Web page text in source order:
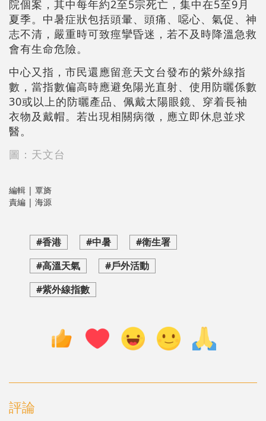
院個案，其中每年約2至5宗死亡，集中在5至9月
夏季。中暑症狀包括頭暈、頭痛、噁心、氣促、神
志不清，嚴重時可致痙攣昏迷，若不及時降溫急救
會有生命危險。
中心又指，市民還應留意天文台發布的紫外線指
數，當指數偏高時應避免陽光直射、使用防曬係數
30或以上的防曬產品、佩戴太陽眼鏡、穿着長袖
衣物及戴帽。若出現相關病徵，應立即休息並求
醫。
圖：天文台
編輯 | 覃旖
責編 | 海源
#香港 #中暑
#衛生署
#高溫天氣
#戶外活動
#紫外線指數
評論